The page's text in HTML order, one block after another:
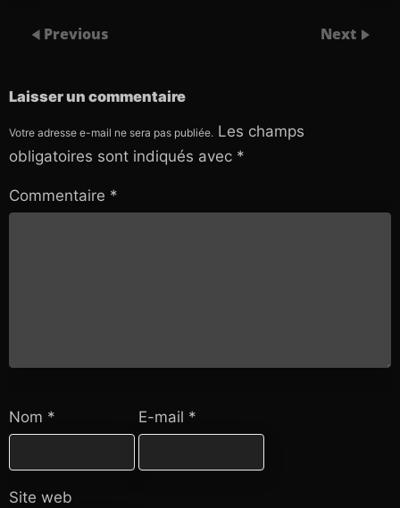
Previous Next
Laisser un commentaire
Votre adresse e-mail ne sera pas publiée. Les champs
obligatoires sont indiqués avec *
Commentaire *
Nom * E-mail *
Site web